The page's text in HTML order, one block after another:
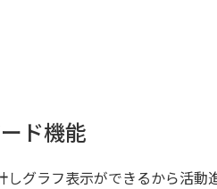
ド機能
しグラフ表示ができるから活動